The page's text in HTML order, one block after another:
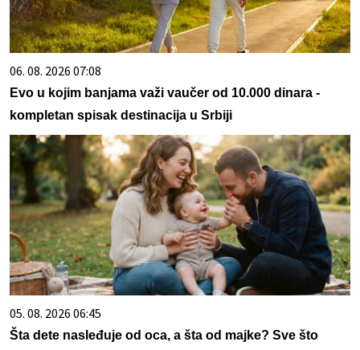
06. 08. 2026 07:08
Evo u kojim banjama važi vaučer od 10.000 dinara -
kompletan spisak destinacija u Srbiji
05. 08. 2026 06:45
Šta dete nasleđuje od oca, a šta od majke? Sve što